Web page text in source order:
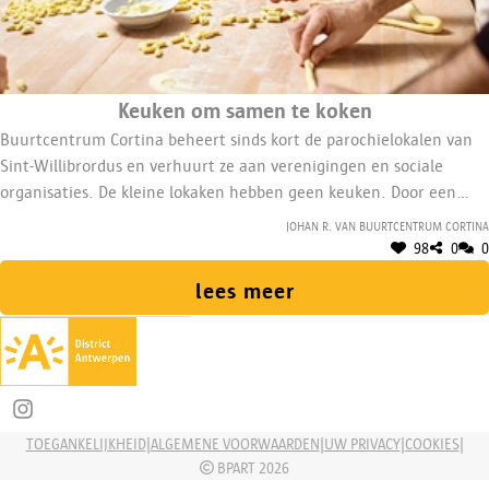
Keuken om samen te koken
Buurtcentrum Cortina beheert sinds kort de parochielokalen van
Sint-Willibrordus en verhuurt ze aan verenigingen en sociale
organisaties. De kleine lokaken hebben geen keuken. Door een
nieuwe keuken te bouwen, kan er samen gekookt worden.
Johan R. van Buurtcentrum Cortina
98 0 0
lees meer
Deel op Instagram
TOEGANKELIJKHEID| ALGEMENE VOORWAARDEN UW PRIVACY| COOKIES|
BPART 2026